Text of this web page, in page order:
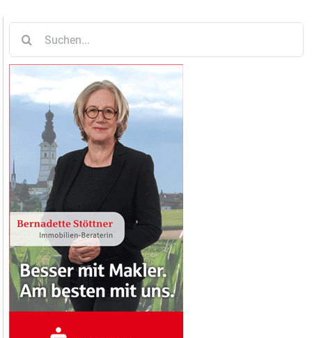
nach: